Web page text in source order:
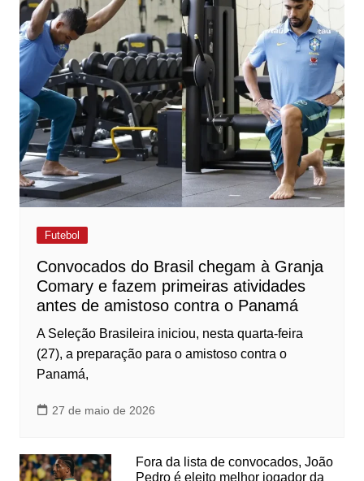
Futebol
Convocados do Brasil chegam à Granja
Comary e fazem primeiras atividades
antes de amistoso contra o Panamá
A Seleção Brasileira iniciou, nesta quarta-feira
(27), a preparação para o amistoso contra o
Panamá,
27 de maio de 2026
Fora da lista de convocados, João
Pedro é eleito melhor jogador da